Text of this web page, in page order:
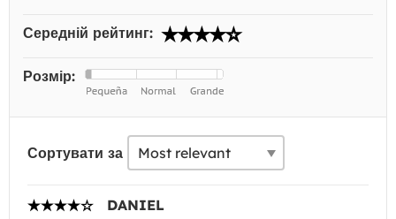
Середній рейтинг:
Розмір:
Сортувати за
DANIEL